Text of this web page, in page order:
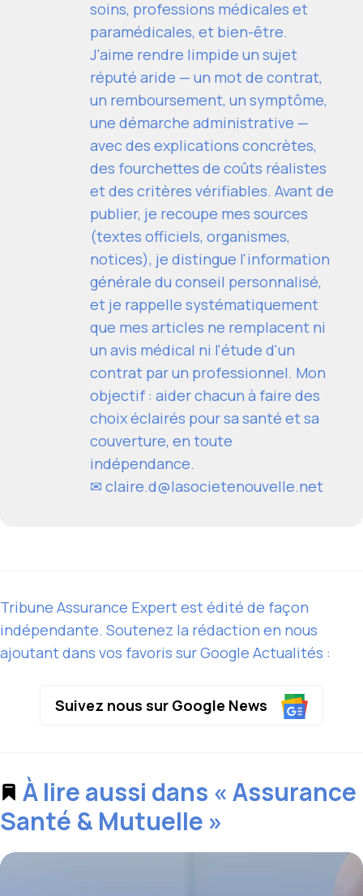
soins, professions médicales et
paramédicales, et bien-être.
J'aime rendre limpide un sujet
réputé aride — un mot de contrat,
un remboursement, un symptôme,
une démarche administrative —
avec des explications concrètes,
des fourchettes de coûts réalistes
et des critères vérifiables. Avant de
publier, je recoupe mes sources
(textes officiels, organismes,
notices), je distingue l'information
générale du conseil personnalisé,
et je rappelle systématiquement
que mes articles ne remplacent ni
un avis médical ni l'étude d'un
contrat par un professionnel. Mon
objectif : aider chacun à faire des
choix éclairés pour sa santé et sa
couverture, en toute
indépendance.
✉ claire.d@lasocietenouvelle.net
Tribune Assurance Expert est édité de façon
indépendante. Soutenez la rédaction en nous
ajoutant dans vos favoris sur Google Actualités :
Suivez nous sur Google News
À lire aussi dans « Assurance
Santé & Mutuelle »